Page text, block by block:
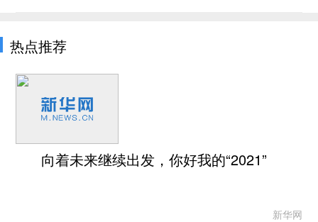
热点推荐
向着未来继续出发，你好我的“2021”
新华网